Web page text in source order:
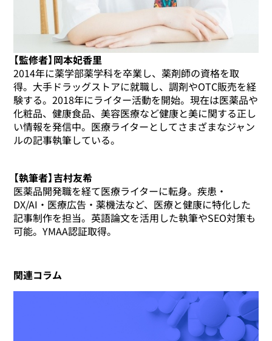
【監修者】岡本妃香里
2014年に薬学部薬学科を卒業し、薬剤師の資格を取
得。大手ドラッグストアに就職し、調剤やOTC販売を経
験する。2018年にライター活動を開始。現在は医薬品や
化粧品、健康食品、美容医療など健康と美に関する正し
い情報を発信中。医療ライターとしてさまざまなジャン
ルの記事執筆している。
【執筆者】吉村友希
医薬品開発職を経て医療ライターに転身。疾患・
DX/AI・医療広告・薬機法など、医療と健康に特化した
記事制作を担当。英語論文を活用した執筆やSEO対策も
可能。YMAA認証取得。
関連コラム